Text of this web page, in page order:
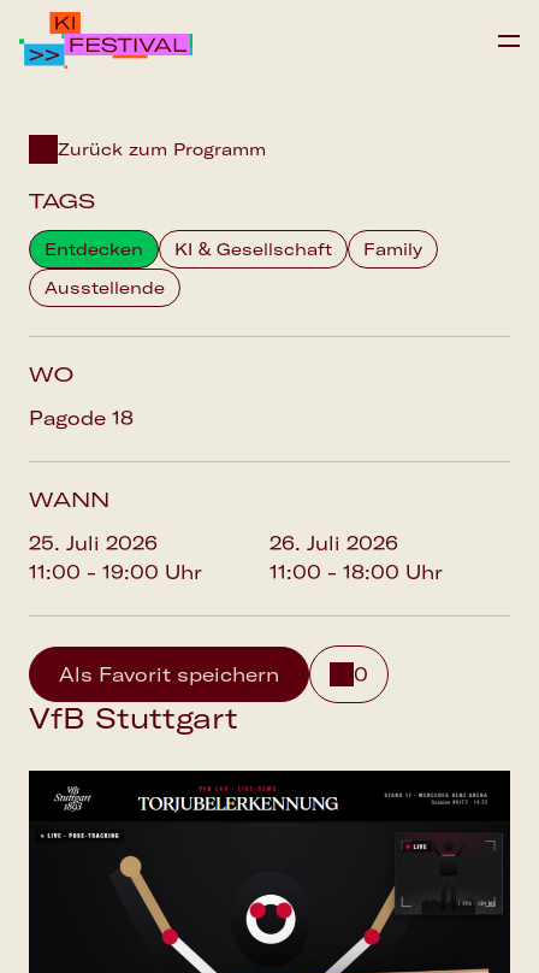
IPAI FOUNDATION
PROGRAMM
FAQS
Save the date
Zurück zum Programm
TAGS
Entdecken KI & Gesellschaft
Family
Ausstellende
WO
Pagode 18
WANN
25. Juli 2026
11:00 - 19:00 Uhr
26. Juli 2026
11:00 - 18:00 Uhr
Als Favorit speichern 0
VfB Stuttgart